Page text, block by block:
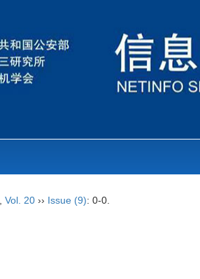
Vol. 20 ›› Issue (9): 0-0.